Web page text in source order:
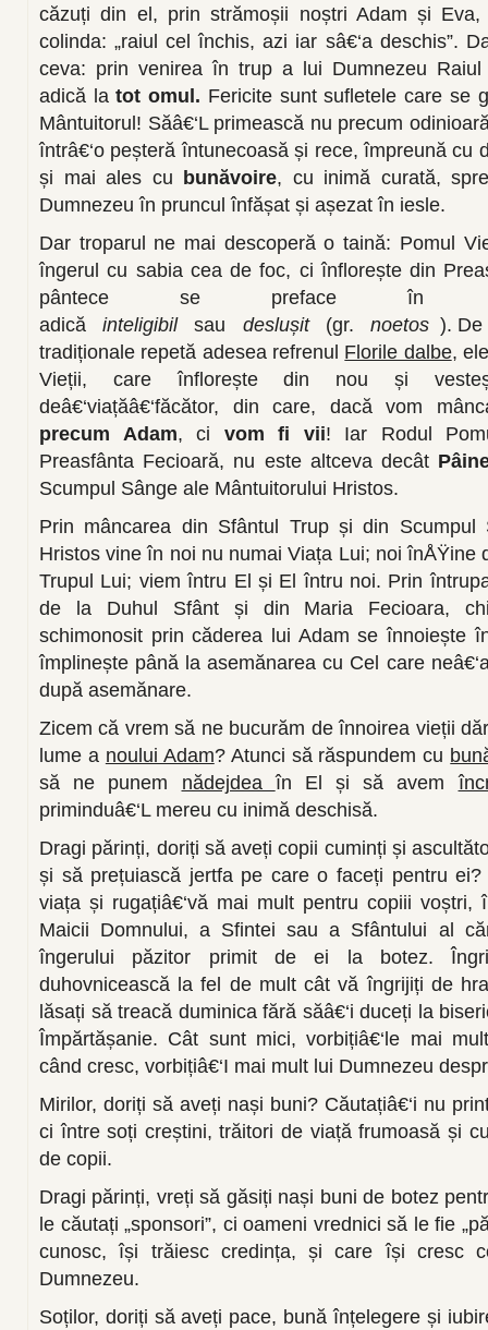
căzuți din el, prin strămoșii noștri Adam și
colinda: „raiul cel închis, azi iar sâ€‘a deschis”.
ceva: prin venirea în trup a lui Dumnezeu
adică latot omul. Fericite sunt sufletele care se
Mântuitorul! Săâ€‘L primească nu precum
întrâ€‘o peșteră întunecoasă și rece, împreună cu
și mai ales cu
bunăvoire, cu inimă curată,
Dumnezeu în pruncul înfășat și așezat în iesle.
Dar troparul ne mai descoperă o taină: Pomul
îngerul cu sabia cea de foc, ci înflorește din
pântece se preface
adică
inteligibil sau deslușit (gr. noetos ). De
tradiționale repetă adesea refrenul Florile dalbe,
Vieții, care înflorește din nou și
deâ€‘viațăâ€‘făcător, din care, dacă vom
precum Adam, ci vom fi vii! Iar Rodul
Preasfânta Fecioară, nu este altceva decât
Scumpul Sânge ale Mântuitorului Hristos.
Prin mâncarea din Sfântul Trup și din Scumpul
Hristos vine în noi nu numai Viața Lui; noi înÅŸine
Trupul Lui; viem întru El și El întru noi. Prin
de la Duhul Sfânt și din Maria Fecioara,
schimonosit prin căderea lui Adam se înnoiește
împlinește până la asemănarea cu Cel care
după asemănare.
Zicem că vrem să ne bucurăm de înnoirea vieții
lume a noului Adam? Atunci să răspundem cu
să ne punem nădejdeaîn El și să avem
priminduâ€‘L mereu cu inimă deschisă.
Dragi părinți, doriți să aveți copii cuminți și
și să prețuiască jertfa pe care o faceți pentru ei?
viața și rugațiâ€‘vă mai mult pentru copiii voștri,
Maicii Domnului, a Sfintei sau a Sfântului al
îngerului păzitor primit de ei la botez.
duhovnicească la fel de mult cât vă îngrijiți de
lăsați să treacă duminica fără săâ€‘i duceți la
Împărtășanie. Cât sunt mici, vorbițiâ€‘le mai
când cresc, vorbițiâ€‘I mai mult lui Dumnezeu
Mirilor, doriți să aveți nași buni? Căutațiâ€‘i nu
ci între soți creștini, trăitori de viață frumoasă și
de copii.
Dragi părinți, vreți să găsiți nași buni de botez
le căutați „sponsori”, ci oameni vrednici să le fie
cunosc, își trăiesc credința, și care își cresc
Dumnezeu.
Soților, doriți să aveți pace, bună înțelegere și